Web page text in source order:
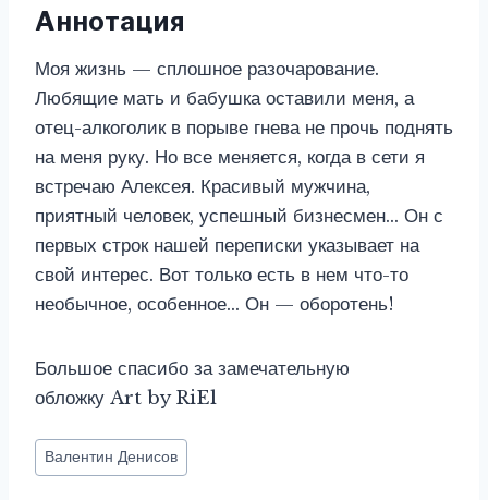
Аннотация
Моя жизнь — сплошное разочарование.
Любящие мать и бабушка оставили меня, а
отец-алкоголик в порыве гнева не прочь поднять
на меня руку. Но все меняется, когда в сети я
встречаю Алексея. Красивый мужчина,
приятный человек, успешный бизнесмен… Он с
первых строк нашей переписки указывает на
свой интерес. Вот только есть в нем что-то
необычное, особенное… Он — оборотень!
Большое спасибо за замечательную
обложку Art by RiEl
Метки
записи:
Валентин Денисов